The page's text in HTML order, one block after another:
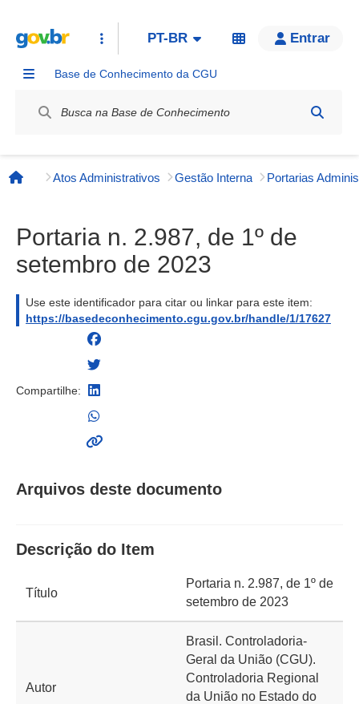
PT-BR Entrar
Base de Conhecimento da CGU
Página inicial
Atos Administrativos Gestão Interna
Portaria n. 2.987, de 1º de
setembro de 2023
Use este identificador para citar ou linkar para este item:
https://basedeconhecimento.cgu.gov.br/handle/1/17627
Compartilhe:
Arquivos deste documento
Descrição do Item
Título
Portaria n. 2.987, de 1º de
setembro de 2023
Autor
Brasil. Controladoria-
Geral da União (CGU).
Controladoria Regional
da União no Estado do